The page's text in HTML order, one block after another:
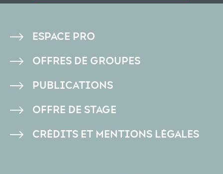
PIED
DE
ESPACE PRO
OFFRES DE GROUPES
PUBLICATIONS
OFFRE DE STAGE
CRÉDITS ET MENTIONS LÉGALES